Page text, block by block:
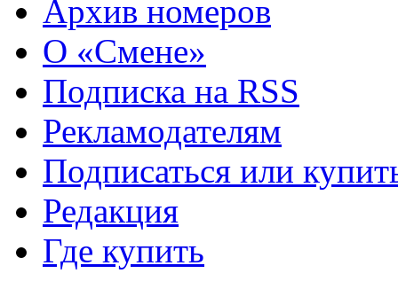
Архив номеров
О «Смене»
Подписка на RSS
Рекламодателям
Подписаться или
Редакция
Где купить